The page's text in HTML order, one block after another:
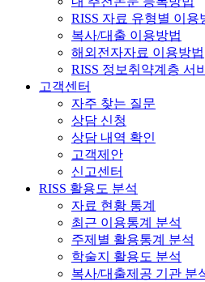
RISS 자료 유형별 이용
복사/대출 이용방법
해외전자자료 이용방법
RISS 정보취약계층 서
고객센터
자주 찾는 질문
상담 신청
상담 내역 확인
고객제안
신고센터
RISS 활용도 분석
자료 현황 통계
최근 이용통계 분석
주제별 활용통계 분석
학술지 활용도 분석
복사/대출제공 기관 분